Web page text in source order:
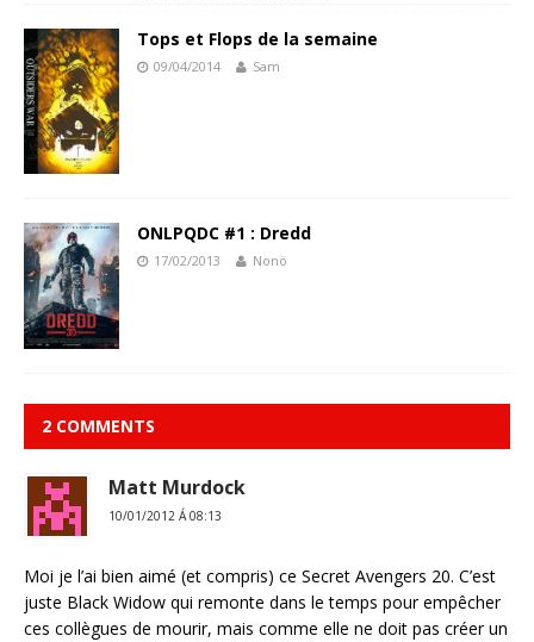
Tops et Flops de la semaine
09/04/2014 Sam
ONLPQDC #1 : Dredd
17/02/2013 Nonö
2 COMMENTS
Matt Murdock
10/01/2012 Á 08:13
Moi je l’ai bien aimé (et compris) ce Secret Avengers 20. C’est
juste Black Widow qui remonte dans le temps pour empêcher
ces collègues de mourir, mais comme elle ne doit pas créer un